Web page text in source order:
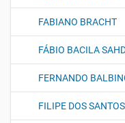
FABIANO BRACHT
FÁBIO BACILA
FERNANDO
FILIPE DOS